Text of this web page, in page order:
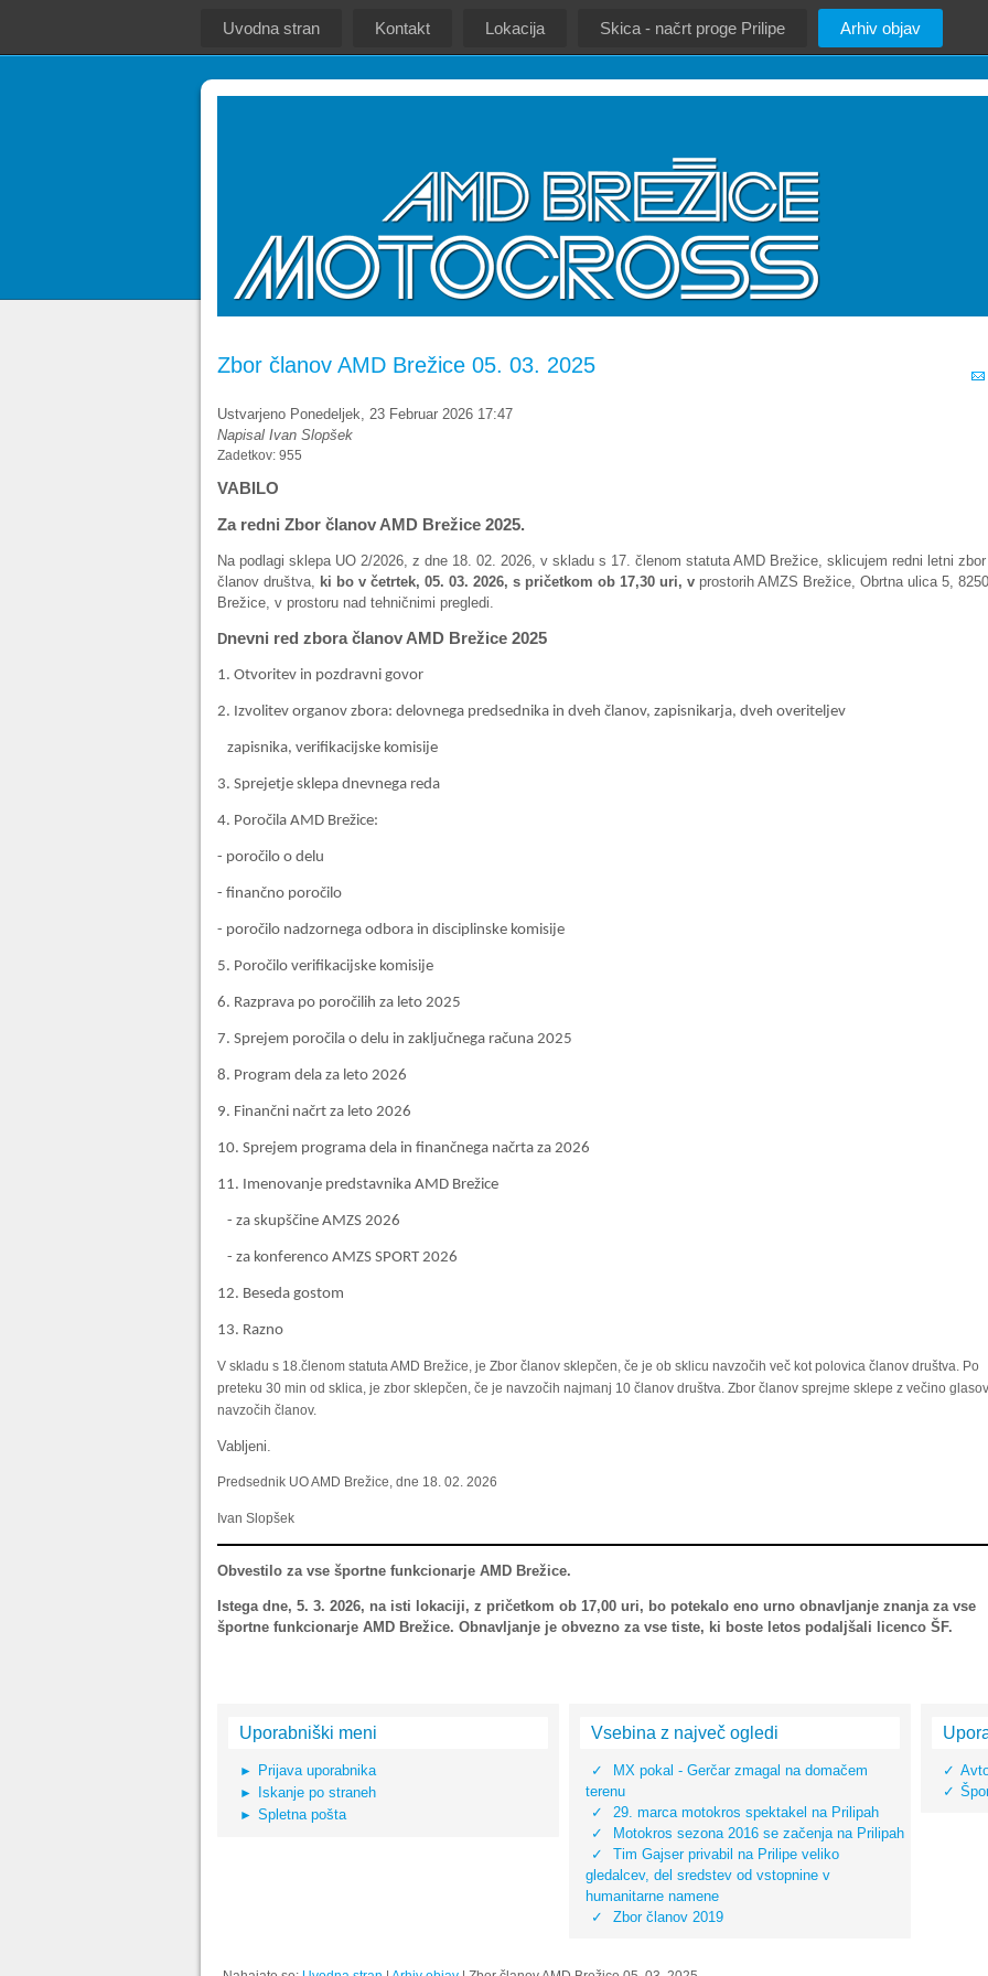
Uvodna stran Kontakt Lokacija Skica - načrt proge Prilipe Arhiv objav
Zbor članov AMD Brežice 05. 03. 2025
Ustvarjeno Ponedeljek, 23 Februar 2026 17:47
Napisal Ivan Slopšek
Zadetkov: 955
VABILO
Za redni Zbor članov AMD Brežice 2025.
Na podlagi sklepa UO 2/2026, z dne 18. 02. 2026, v skladu s 17. členom statuta AMD Brežice, sklicujem redni letni zbor
članov društva, ki bo v četrtek, 05. 03. 2026, s pričetkom ob 17,30 uri, v prostorih AMZS Brežice, Obrtna ulica 5, 8250
Brežice, v prostoru nad tehničnimi pregledi.
Dnevni red zbora članov AMD Brežice 2025
1. Otvoritev in pozdravni govor
2. Izvolitev organov zbora: delovnega predsednika in dveh članov, zapisnikarja, dveh overiteljev
zapisnika, verifikacijske komisije
3. Sprejetje sklepa dnevnega reda
4. Poročila AMD Brežice:
- poročilo o delu
- finančno poročilo
- poročilo nadzornega odbora in disciplinske komisije
5. Poročilo verifikacijske komisije
6. Razprava po poročilih za leto 2025
7. Sprejem poročila o delu in zaključnega računa 2025
8. Program dela za leto 2026
9. Finančni načrt za leto 2026
10. Sprejem programa dela in finančnega načrta za 2026
11. Imenovanje predstavnika AMD Brežice
- za skupščine AMZS 2026
- za konferenco AMZS SPORT 2026
12. Beseda gostom
13. Razno
V skladu s 18.členom statuta AMD Brežice, je Zbor članov sklepčen, če je ob sklicu navzočih več kot polovica članov društva. Po
preteku 30 min od sklica, je zbor sklepčen, če je navzočih najmanj 10 članov društva. Zbor članov sprejme sklepe z večino glasov
navzočih članov.
Vabljeni.
Predsednik UO AMD Brežice, dne 18. 02. 2026
Ivan Slopšek
Obvestilo za vse športne funkcionarje AMD Brežice.
Istega dne, 5. 3. 2026, na isti lokaciji, z pričetkom ob 17,00 uri, bo potekalo eno urno obnavljanje znanja za vse
športne funkcionarje AMD Brežice. Obnavljanje je obvezno za vse tiste, ki boste letos podaljšali licenco ŠF.
Uporabniški meni
Prijava uporabnika
Iskanje po straneh
Spletna pošta
Vsebina z največ ogledi
MX pokal - Gerčar zmagal na domačem
terenu
29. marca motokros spektakel na Prilipah
Motokros sezona 2016 se začenja na Prilipah
Tim Gajser privabil na Prilipe veliko
gledalcev, del sredstev od vstopnine v
humanitarne namene
Zbor članov 2019